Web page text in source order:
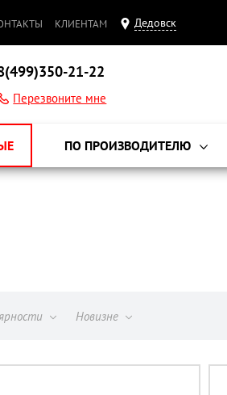
КЛИЕНТАМ Дедовск
21-22
Перезвоните мне
ПО ПРОИЗВОДИТЕЛЮ
Новизне